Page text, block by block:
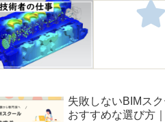
失敗しないBIMス
おすすめな選び方